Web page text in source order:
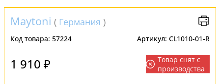
Maytoni ( Германия )
Код товара: 57224 Артикул: CL1010-01-R
1 910 ₽
Товар снят с
производства